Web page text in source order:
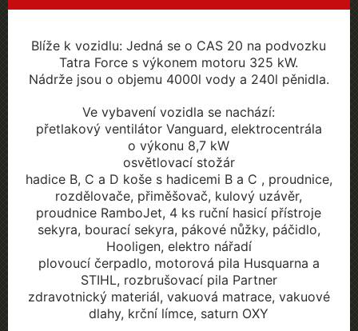
Blíže k vozidlu: Jedná se o CAS 20 na podvozku
Tatra Force s výkonem motoru 325 kW.
Nádrže jsou o objemu 4000l vody a 240l pěnidla.
Ve vybavení vozidla se nachází:
přetlakový ventilátor Vanguard, elektrocentrála
o výkonu 8,7 kW
osvětlovací stožár
hadice B, C a D koše s hadicemi B a C , proudnice,
rozdělovače, přiměšovač, kulový uzávěr,
proudnice RamboJet, 4 ks ruční hasicí přístroje
sekyra, bourací sekyra, pákové nůžky, páčidlo,
Hooligen, elektro nářadí
plovoucí čerpadlo, motorová pila Husquarna a
STIHL, rozbrušovací pila Partner
zdravotnický materiál, vakuová matrace, vakuové
dlahy, krční límce, saturn OXY